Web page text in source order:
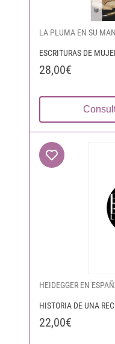
LA PLUMA EN SU
ESCRITURAS DE
28,00€
HEIDEGGER EN
HISTORIA DE UNA
22,00€